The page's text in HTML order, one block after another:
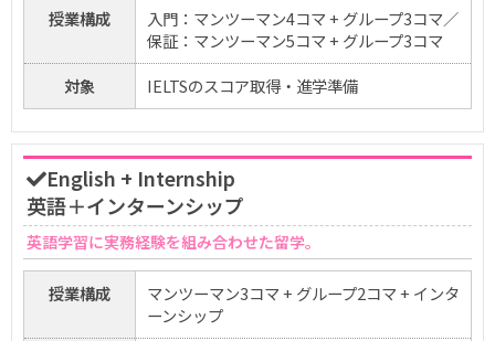
授業構成
入門：マンツーマン4コマ + グループ3コマ／
保証：マンツーマン5コマ + グループ3コマ
対象
IELTSのスコア取得・進学準備
English + Internship
英語＋インターンシップ
英語学習に実務経験を組み合わせた留学。
授業構成
マンツーマン3コマ + グループ2コマ + インタ
ーンシップ